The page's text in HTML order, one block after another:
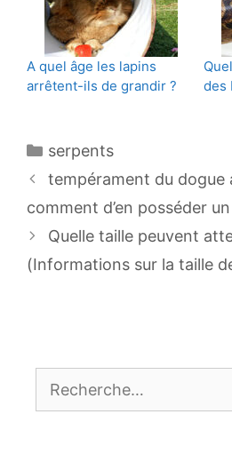
A quel âge les lapins
arrêtent-ils de grandir ?
des
Catégories
serpents
Navigation
des
tempérament du dogue
comment d’en posséder
Quelle taille peuvent
(Informations sur la taille